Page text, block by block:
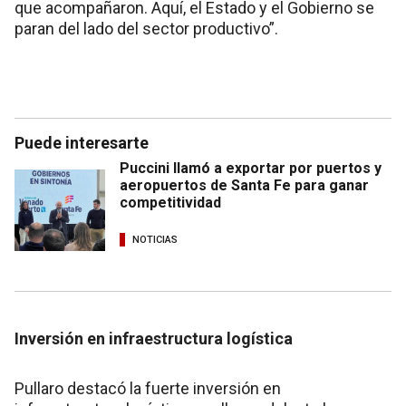
que acompañaron. Aquí, el Estado y el Gobierno se
paran del lado del sector productivo”.
Puede interesarte
Puccini llamó a exportar por puertos y
aeropuertos de Santa Fe para ganar
competitividad
NOTICIAS
Inversión en infraestructura logística
Pullaro destacó la fuerte inversión en